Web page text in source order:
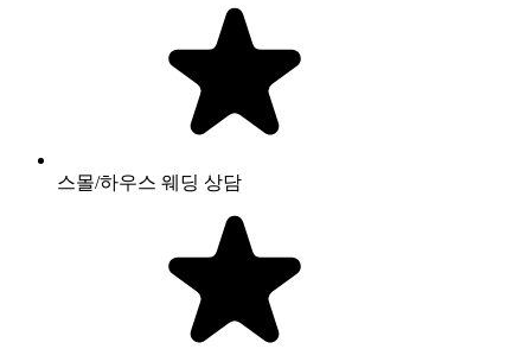
스몰/하우스 웨딩 상담